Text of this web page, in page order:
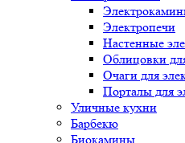
Электропечи
Настенные
Облицовки
Очаги для
Порталы для
Уличные кухни
Барбекю
Биокамины